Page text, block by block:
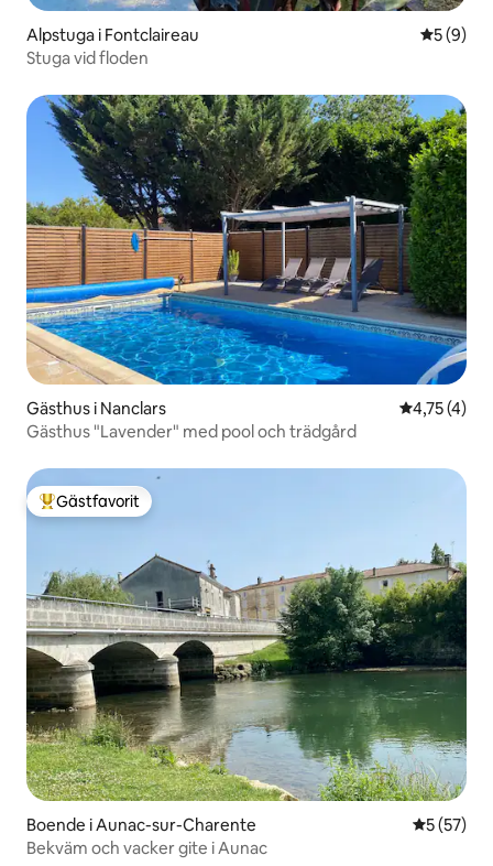
Alpstuga i Fontclaireau 5 av 5 i
5 (9)
Stuga vid floden
Gästhus i Nanclars 4,75 av 5 i
4,75 (4)
Gästhus "Lavender" med pool och trädgård
Populär gästfavorit
Gästfavorit
Boende i Aunac-sur-Charente 5 av 5 i
5 (57)
Bekväm och vacker gite i Aunac